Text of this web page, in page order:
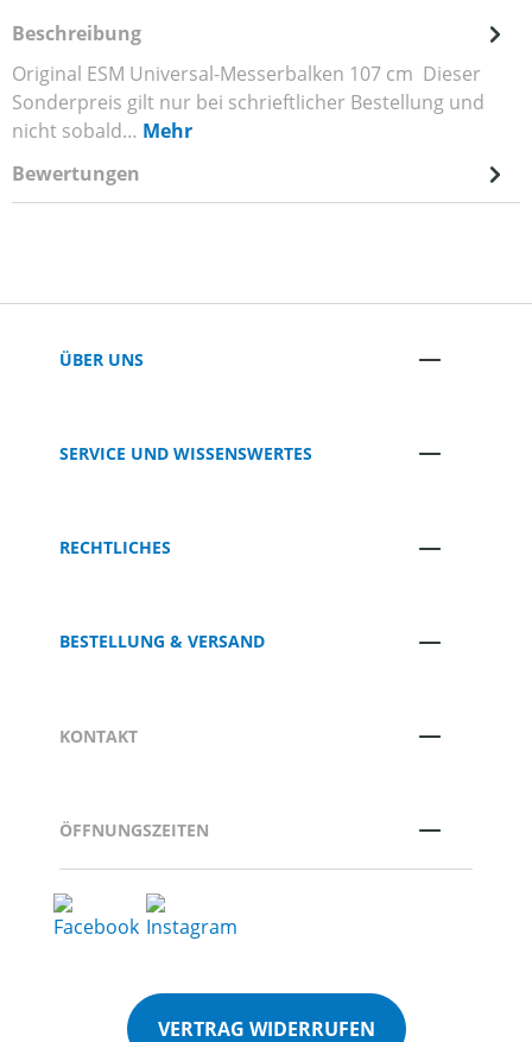
Beschreibung
Original ESM Universal-Messerbalken 107 cm Dieser
Sonderpreis gilt nur bei schrieftlicher Bestellung und
nicht sobald… Mehr
Bewertungen
ÜBER UNS
SERVICE UND WISSENSWERTES
RECHTLICHES
BESTELLUNG & VERSAND
KONTAKT
ÖFFNUNGSZEITEN
VERTRAG WIDERRUFEN